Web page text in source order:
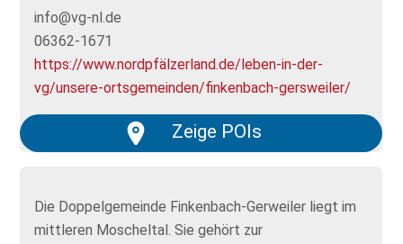
info@vg-nl.de
06362-1671
https://www.nordpfälzerland.de/leben-in-der-
vg/unsere-ortsgemeinden/finkenbach-gersweiler/
Zeige POIs
Die Doppelgemeinde Finkenbach-Gerweiler liegt im
mittleren Moscheltal. Sie gehört zur